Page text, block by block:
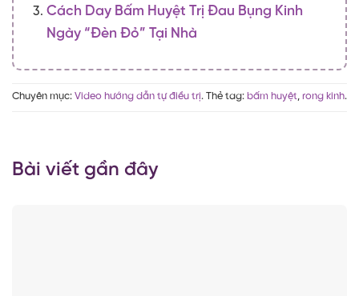
Cách Day Bấm Huyệt Trị Đau Bụng Kinh
Ngày “Đèn Đỏ” Tại Nhà
Chuyên mục: Video hướng dẫn tự điều trị. Thẻ tag: bấm huyệt, rong kinh.
Bài viết gần đây